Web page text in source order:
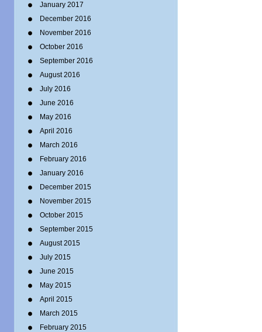
January 2017
December 2016
November 2016
October 2016
September 2016
August 2016
July 2016
June 2016
May 2016
April 2016
March 2016
February 2016
January 2016
December 2015
November 2015
October 2015
September 2015
August 2015
July 2015
June 2015
May 2015
April 2015
March 2015
February 2015